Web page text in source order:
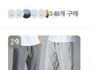
348개 구매
29